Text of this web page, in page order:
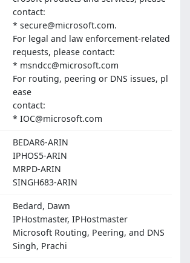
contact:
* secure@microsoft.com.
For legal and law enforcement-related
requests, please contact:
* msndcc@microsoft.com
For routing, peering or DNS issues, pl
ease
contact:
* IOC@microsoft.com
BEDAR6-ARIN
IPHOS5-ARIN
MRPD-ARIN
SINGH683-ARIN
Bedard, Dawn
IPHostmaster, IPHostmaster
Microsoft Routing, Peering, and DNS
Singh, Prachi